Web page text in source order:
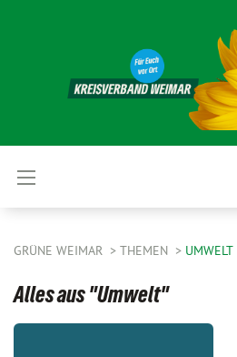
GRÜNE WEIMAR THEMEN UMWELT
Alles aus "Umwelt"